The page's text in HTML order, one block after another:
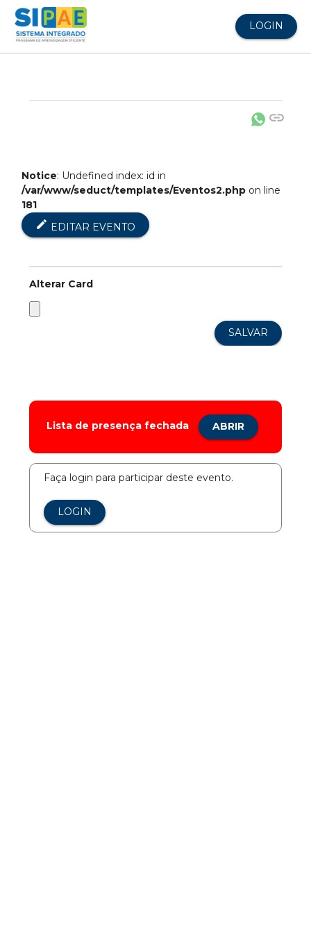
LOGIN
link
Notice: Undefined index: id in
/var/www/seduct/templates/Eventos2.php on line
181
edit EDITAR EVENTO
Alterar Card
Lista de presença fechada ABRIR
Faça login para participar deste evento.
LOGIN